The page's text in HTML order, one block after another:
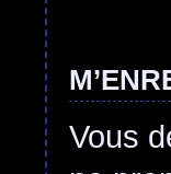
Vous